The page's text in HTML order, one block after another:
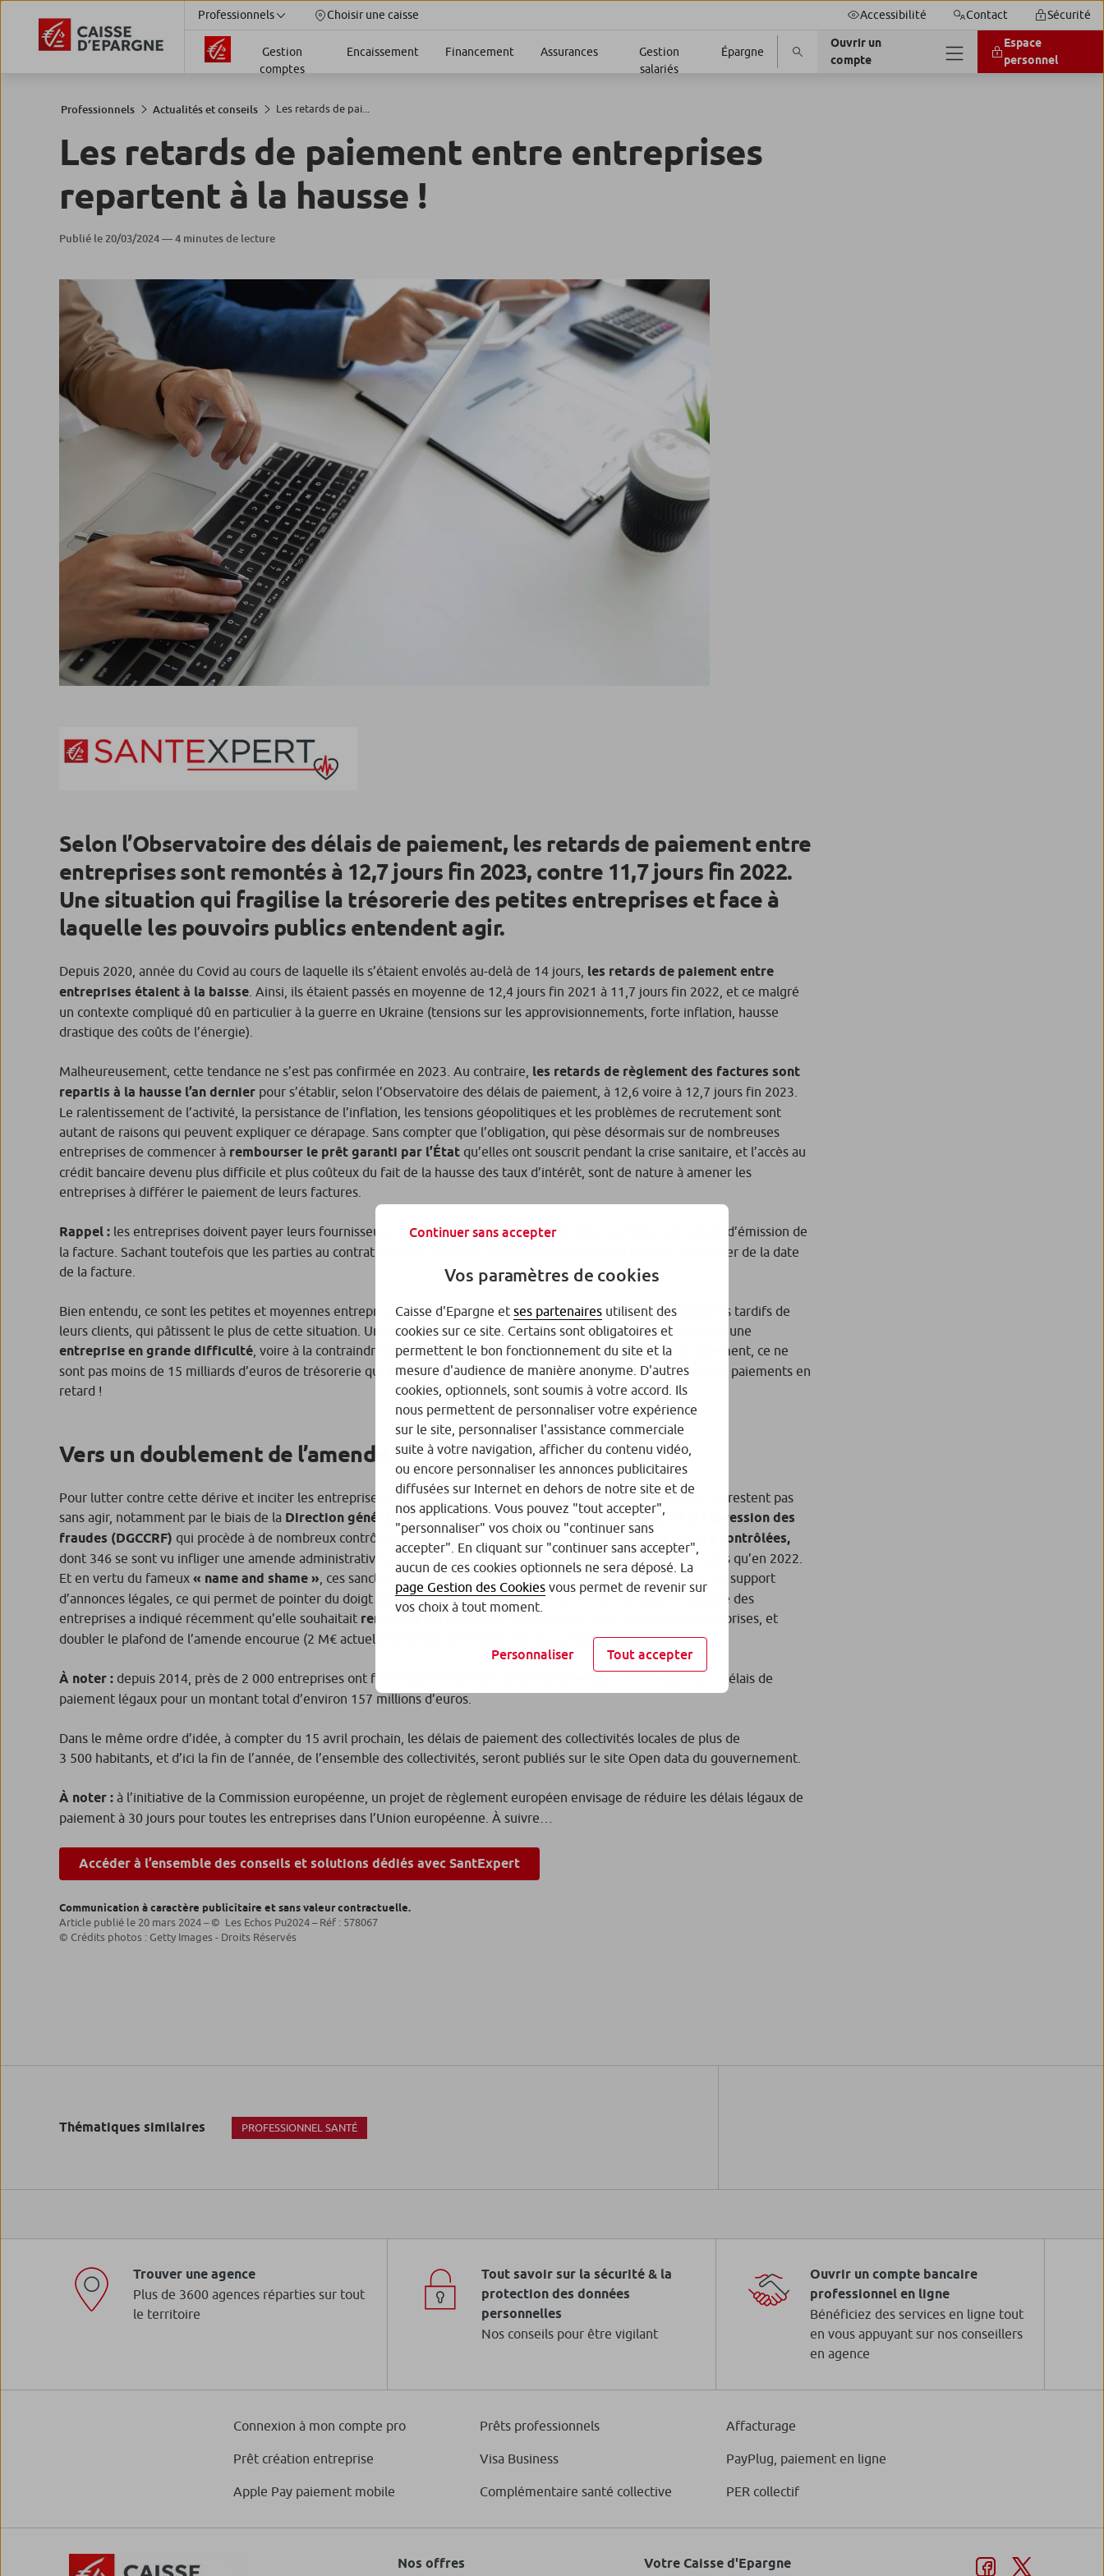
Professionnels Choisir une caisse Accessibilité Contact Sécurité
Gestion
comptes
Encaissement Financement Assurances
Gestion
salariés
Épargne
Ouvrir un
compte
Espace
personnel
Professionnels Actualités et conseils Les retards de pai...
Les retards de paiement entre entreprises
repartent à la hausse !
Publié le 20/03/2024 — 4 minutes de lecture
Selon l’Observatoire des délais de paiement, les retards de paiement entre
entreprises sont remontés à 12,7 jours fin 2023, contre 11,7 jours fin 2022.
Une situation qui fragilise la trésorerie des petites entreprises et face à
laquelle les pouvoirs publics entendent agir.
Depuis 2020, année du Covid au cours de laquelle ils s’étaient envolés au-delà de 14 jours, les retards de paiement entre
entreprises étaient à la baisse . Ainsi, ils étaient passés en moyenne de 12,4 jours fin 2021 à 11,7 jours fin 2022, et ce malgré
un contexte compliqué dû en particulier à la guerre en Ukraine (tensions sur les approvisionnements, forte inflation, hausse
drastique des coûts de l’énergie).
Malheureusement, cette tendance ne s’est pas confirmée en 2023. Au contraire, les retards de règlement des factures sont
repartis à la hausse l’an dernier pour s’établir, selon l’Observatoire des délais de paiement, à 12,6 voire à 12,7 jours fin 2023.
Le ralentissement de l’activité, la persistance de l’inflation, les tensions géopolitiques et les problèmes de recrutement sont
autant de raisons qui peuvent expliquer ce dérapage. Sans compter que l’obligation, qui pèse désormais sur de nombreuses
entreprises de commencer à rembourser le prêt garanti par l’État qu’elles ont souscrit pendant la crise sanitaire, et l’accès au
crédit bancaire devenu plus difficile et plus coûteux du fait de la hausse des taux d’intérêt, sont de nature à amener les
entreprises à différer le paiement de leurs factures.
Rappel : les entreprises doivent payer leurs fournisseurs dans un délai maximum de 60 jours à compter de la date d’émission de
la facture. Sachant toutefois que les parties au contrat peuvent convenir d’un délai de 45 jours fin de mois à compter de la date
de la facture.
Bien entendu, ce sont les petites et moyennes entreprises, dont la trésorerie se trouve fragilisée par les paiements tardifs de
leurs clients, qui pâtissent le plus de cette situation. Un retard de paiement sur une grosse facture pouvant mettre une
entreprise en grande difficulté , voire à la contraindre au dépôt de bilan. Selon l’Observatoire des délais de paiement, ce ne
sont pas moins de 15 milliards d’euros de trésorerie qui auraient ainsi manqué aux TPE-PME en 2022 en raison des paiements en
retard !
Vers un doublement de l’amende encourue
Pour lutter contre cette dérive et inciter les entreprises à respecter les délais de paiement, les pouvoirs publics ne restent pas
sans agir, notamment par le biais de la Direction générale de la concurrence, de la consommation et de la répression des
fraudes (DGCCRF) qui procède à de nombreux contrôles en la matière. Ainsi, en 2023, 766 entreprises ont été contrôlées,
dont 346 se sont vu infliger une amende administrative pour non-respect des délais de paiement, soit 19 % de plus qu’en 2022.
Et en vertu du fameux « name and shame » , ces sanctions font systématiquement l’objet d’une publication sur un support
d’annonces légales, ce qui permet de pointer du doigt les mauvais payeurs. À ce titre, la ministre déléguée chargée des
entreprises a indiqué récemment qu’elle souhaitait renforcer les contrôles
, en particulier pour les grandes entreprises, et
doubler le plafond de l’amende encourue (2 M€ actuellement) par les entreprises qui paient en retard.
À noter : depuis 2014, près de 2 000 entreprises ont fait l’objet d’amendes administratives pour non-respect des délais de
paiement légaux pour un montant total d’environ 157 millions d’euros.
Dans le même ordre d’idée, à compter du 15 avril prochain, les délais de paiement des collectivités locales de plus de
3 500 habitants, et d’ici la fin de l’année, de l’ensemble des collectivités, seront publiés sur le site Open data du gouvernement.
À noter : à l’initiative de la Commission européenne, un projet de règlement européen envisage de réduire les délais légaux de
paiement à 30 jours pour toutes les entreprises dans l’Union européenne. À suivre…
Accéder à l’ensemble des conseils et solutions dédiés avec SantExpert
Communication à caractère publicitaire et sans valeur contractuelle.
Article publié le 20 mars 2024 – © Les Echos Pu2024 – Réf : 578067
© Crédits photos : Getty Images - Droits Réservés
Thématiques similaires PROFESSIONNEL SANTÉ
Trouver une agence
Plus de 3600 agences réparties sur tout
le territoire
Tout savoir sur la sécurité & la
protection des données
personnelles
Nos conseils pour être vigilant
Ouvrir un compte bancaire
professionnel en ligne
Bénéficiez des services en ligne tout
en vous appuyant sur nos conseillers
en agence
Connexion à mon compte pro Prêts professionnels Affacturage
Prêt création entreprise Visa Business PayPlug, paiement en ligne
Apple Pay paiement mobile Complémentaire santé collective PER collectif
Nos offres Votre Caisse d'Epargne
Continuer sans accepter
Vos paramètres de cookies
Caisse d'Epargne et ses partenaires utilisent des
cookies sur ce site. Certains sont obligatoires et
permettent le bon fonctionnement du site et la
mesure d'audience de manière anonyme. D'autres
cookies, optionnels, sont soumis à votre accord. Ils
nous permettent de personnaliser votre expérience
sur le site, personnaliser l'assistance commerciale
suite à votre navigation, afficher du contenu vidéo,
ou encore personnaliser les annonces publicitaires
diffusées sur Internet en dehors de notre site et de
nos applications. Vous pouvez "tout accepter",
"personnaliser" vos choix ou "continuer sans
accepter". En cliquant sur "continuer sans accepter",
aucun de ces cookies optionnels ne sera déposé. La
page Gestion des Cookies vous permet de revenir sur
vos choix à tout moment.
Personnaliser Tout accepter